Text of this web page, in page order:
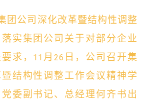
团公司深化改革暨结构性调整
实集团公司关于对部分企业
求， 11 月26 日，公司召开集
结构性调整工作会议精神学
委副书记、总经理何齐书出